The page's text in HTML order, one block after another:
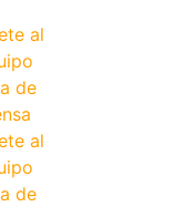
al
de
al
de